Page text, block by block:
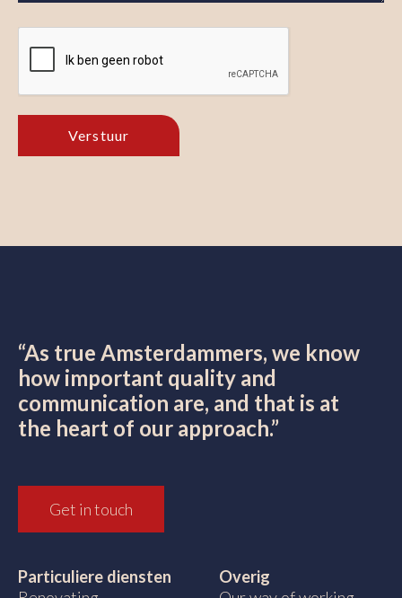
“As true Amsterdammers, we know
how important quality and
communication are, and that is at
the heart of our approach.”
Get in touch
Particuliere diensten
Overig